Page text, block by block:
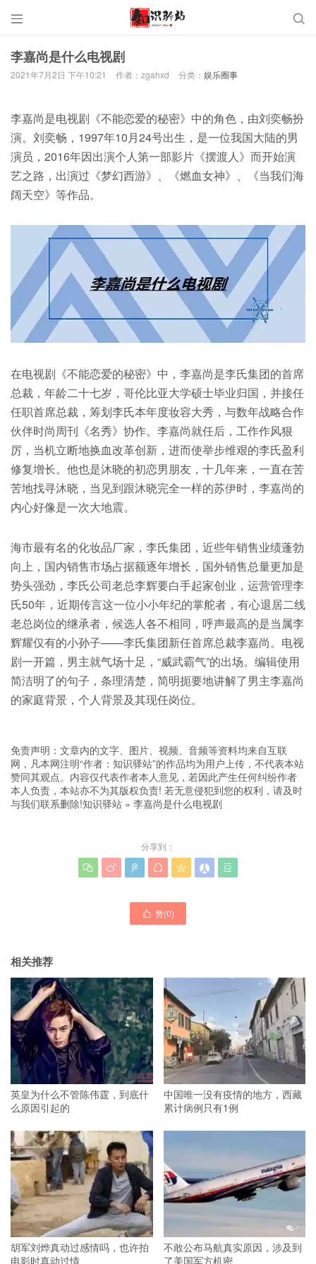
 
李嘉尚是什么电视剧
2021年7月2日 下午10:21 作者：zgahxd 分类： 娱乐圈事
李嘉尚是电视剧《不能恋爱的秘密》中的角色，由刘奕畅扮
演。刘奕畅，1997年10月24号出生，是一位我国大陆的男
演员，2016年因出演个人第一部影片《摆渡人》而开始演
艺之路，出演过《梦幻西游》、《燃血女神》、《当我们海
阔天空》等作品。
在电视剧《不能恋爱的秘密》中，李嘉尚是李氏集团的首席
总裁，年龄二十七岁，哥伦比亚大学硕士毕业归国，并接任
任职首席总裁，筹划李氏本年度妆容大秀，与数年战略合作
伙伴时尚周刊《名秀》协作。李嘉尚就任后，工作作风狠
厉，当机立断地换血改革创新，进而使举步维艰的李氏盈利
修复增长。他也是沐晓的初恋男朋友，十几年来，一直在苦
苦地找寻沐晓，当见到跟沐晓完全一样的苏伊时，李嘉尚的
内心好像是一次大地震。
海市最有名的化妆品厂家，李氏集团，近些年销售业绩蓬勃
向上，国内销售市场占据额逐年增长，国外销售总量更加是
势头强劲，李氏公司老总李辉要白手起家创业，运营管理李
氏50年，近期传言这一位小小年纪的掌舵者，有心退居二线
老总岗位的继承者，候选人各不相同，呼声最高的是当属李
辉耀仅有的小孙子——李氏集团新任首席总裁李嘉尚。电视
剧一开篇，男主就气场十足，“威武霸气”的出场。编辑使用
简洁明了的句子，条理清楚，简明扼要地讲解了男主李嘉尚
的家庭背景，个人背景及其现任岗位。
免责声明：文章内的文字、图片、视频、音频等资料均来自互联
网，凡本网注明“作者：知识驿站”的作品均为用户上传，不代表本站
赞同其观点。内容仅代表作者本人意见，若因此产生任何纠纷作者
本人负责，本站亦不为其版权负责! 若无意侵犯到您的权利，请及时
与我们联系删除!知识驿站 » 李嘉尚是什么电视剧
分享到：
      
 赞(0)
相关推荐
英皇为什么不管陈伟霆，到底什
么原因引起的
中国唯一没有疫情的地方，西藏
累计病例只有1例
胡军刘烨真动过感情吗，也许拍
电影时真动过情
不敢公布马航真实原因，涉及到
了美国军方机密